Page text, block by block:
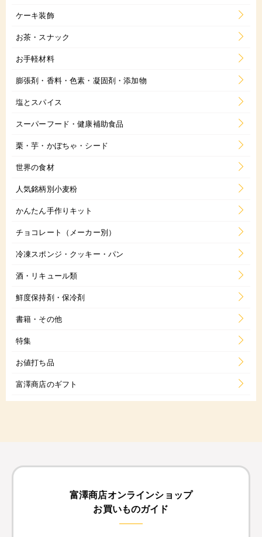
ケーキ装飾
お茶・スナック
お手軽材料
膨張剤・香料・色素・凝固剤・添加物
塩とスパイス
スーパーフード・健康補助食品
栗・芋・かぼちゃ・シード
世界の食材
人気銘柄別小麦粉
かんたん手作りキット
チョコレート（メーカー別）
冷凍スポンジ・クッキー・パン
酒・リキュール類
鮮度保持剤・保冷剤
書籍・その他
特集
お値打ち品
富澤商店のギフト
富澤商店オンラインショップ
お買いものガイド